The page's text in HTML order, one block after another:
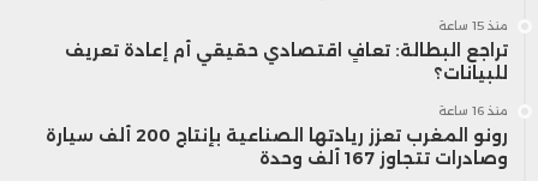
منذ 15 ساعة
تراجع البطالة: تعافٍ اقتصادي حقيقي أم إعادة تعريف
للبيانات؟
منذ 16 ساعة
رونو المغرب تعزز ريادتها الصناعية بإنتاج 200 ألف سيارة
وصادرات تتجاوز 167 ألف وحدة